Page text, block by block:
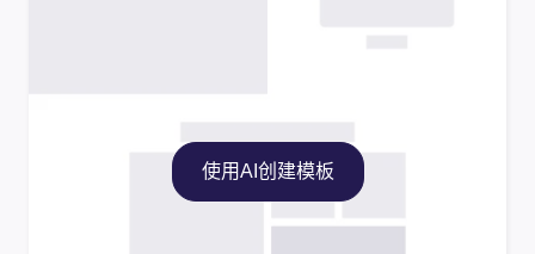
使用AI创建模板